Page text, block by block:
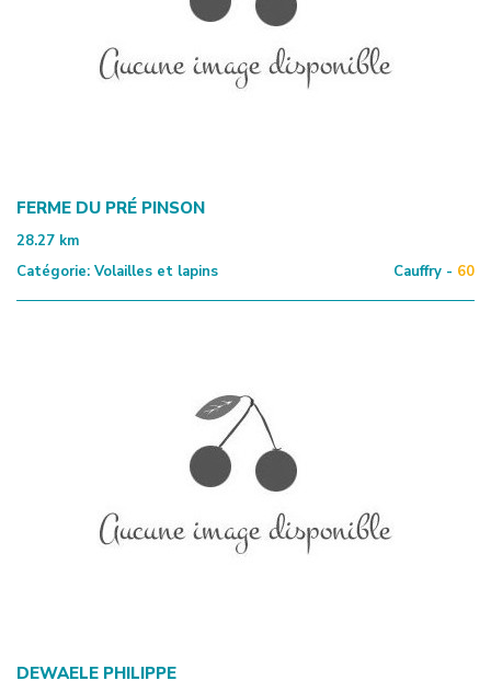
FERME DU PRÉ PINSON
28.27 km
Catégorie: Volailles et lapins Cauffry - 60
DEWAELE PHILIPPE